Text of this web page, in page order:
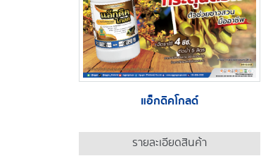
แอ็กดิคโกลด์
รายละเอียดสินค้า